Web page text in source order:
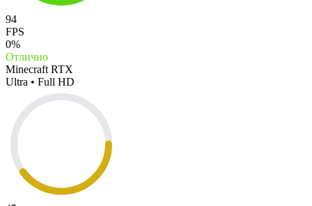
94
FPS
0%
Отлично
Minecraft RTX
Ultra • Full HD